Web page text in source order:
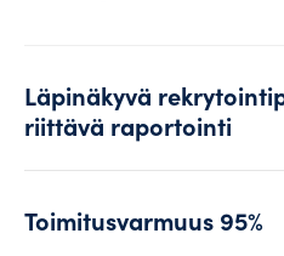
Läpinäkyvä
riittävä raportointi
Toimitusvarmuus 95%